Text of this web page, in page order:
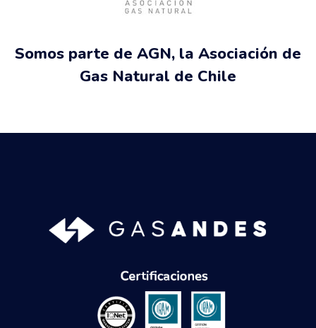
Somos parte de AGN, la Asociación de
Gas Natural de Chile